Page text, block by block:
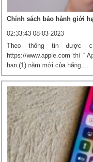
Chính sách bảo hành giới
02:33:43 08-03-2023
Theo thông tin được
https://www.apple.com thì “
hạn (1) năm mới của hãng....